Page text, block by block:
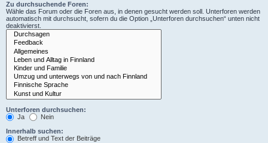
Zu durchsuchende Foren:
Wähle das Forum oder die Foren aus, in denen gesucht werden soll. Unterforen werden
automatisch mit durchsucht, sofern du die Option „Unterforen durchsuchen“ unten nicht
deaktivierst.
Unterforen durchsuchen:
Ja
Nein
Innerhalb suchen:
Betreff und Text der Beiträge